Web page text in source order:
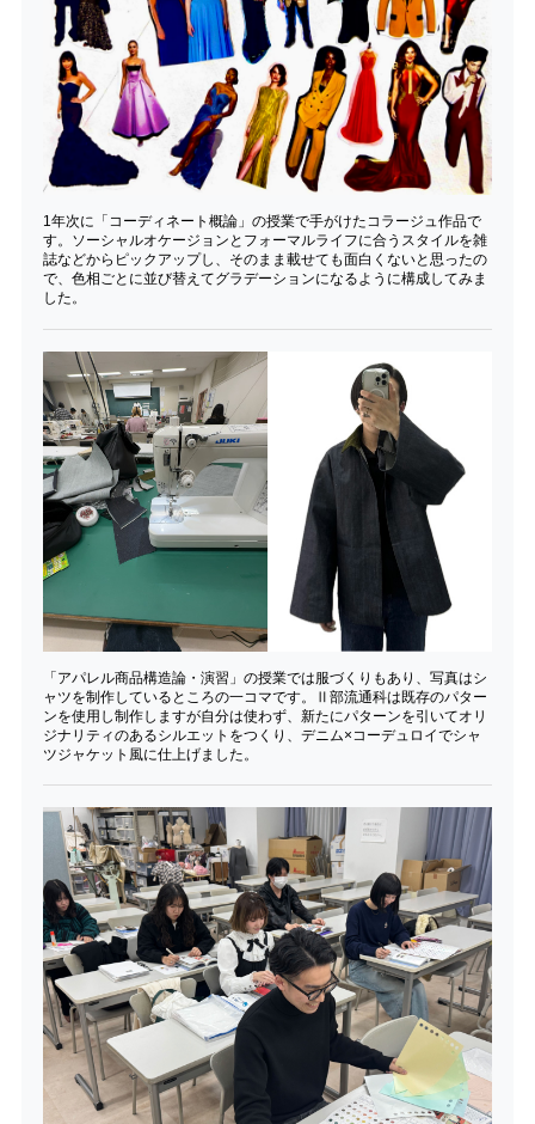
1年次に「コーディネート概論」の授業で手がけたコラージュ作品で
す。ソーシャルオケージョンとフォーマルライフに合うスタイルを雑
誌などからピックアップし、そのまま載せても面白くないと思ったの
で、色相ごとに並び替えてグラデーションになるように構成してみま
した。
「アパレル商品構造論・演習」の授業では服づくりもあり、写真はシ
ャツを制作しているところの一コマです。Ⅱ部流通科は既存のパター
ンを使用し制作しますが自分は使わず、新たにパターンを引いてオリ
ジナリティのあるシルエットをつくり、デニム×コーデュロイでシャ
ツジャケット風に仕上げました。